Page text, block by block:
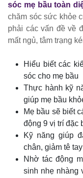
sóc mẹ bầu toàn
chăm sóc sức khỏe
phải các vấn đề về
mất ngủ, tâm trạng
Hiểu biết các
sóc cho mẹ bầu
Thực hành kỹ
giúp mẹ bầu
Mẹ bầu sẽ biết
động 9 vị trí đặc
Kỹ năng giúp
chân, giảm tê
Nhờ tác động
sinh nhẹ nhàng